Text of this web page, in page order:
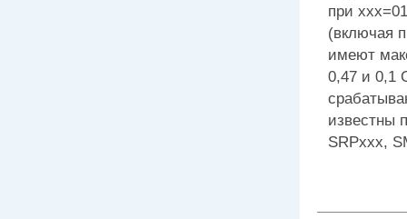
при
(включая
имеют
0,47 и 0,1
известны
SRPxxx,